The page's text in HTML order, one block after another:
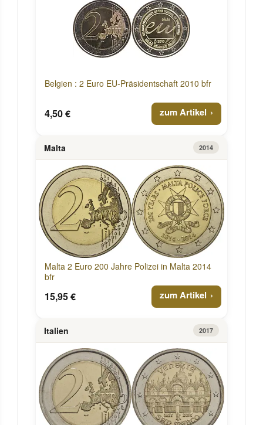
Belgien : 2 Euro EU-Präsidentschaft 2010 bfr
4,50 € zum Artikel
Malta 2014
Malta 2 Euro 200 Jahre Polizei in Malta 2014
bfr
15,95 € zum Artikel
Italien 2017